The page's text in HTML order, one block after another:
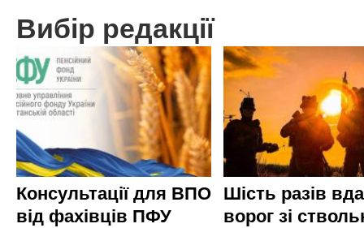
Вибір редакції
Консультації для ВПО
від фахівців ПФУ
Шість разів
ворог зі